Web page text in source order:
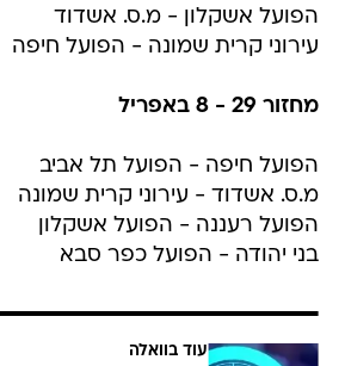
הפועל אשקלון - מ.ס. אשדוד
עירוני קרית שמונה - הפועל חיפה
מחזור 29 - 8 באפריל
הפועל חיפה - הפועל תל אביב
מ.ס. אשדוד - עירוני קרית שמונה
הפועל רעננה - הפועל אשקלון
בני יהודה - הפועל כפר סבא
עוד בוואלה